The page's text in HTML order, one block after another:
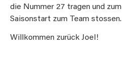
die Nummer 27 tragen und zum
Saisonstart zum Team stossen.
Willkommen zurück Joel!